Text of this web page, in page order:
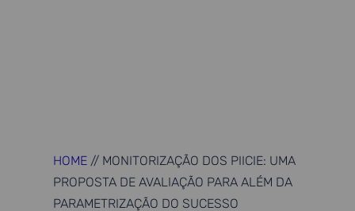
HOME // MONITORIZAÇÃO DOS PIICIE: UMA
PROPOSTA DE AVALIAÇÃO PARA ALÉM DA
PARAMETRIZAÇÃO DO SUCESSO